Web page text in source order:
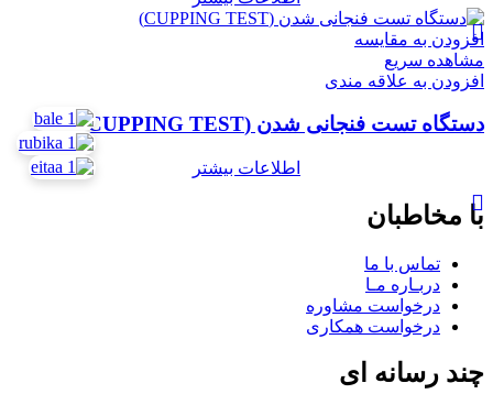
افزودن به مقایسه
مشاهده سریع
افزودن به علاقه مندی
دستگاه تست فنجانی شدن (CUPPING TEST)
اطلاعات بیشتر
با مخاطبان
تماس با ما
دربـاره مـا
درخواست مشاوره
درخواست همکاری
چند رسانه ای